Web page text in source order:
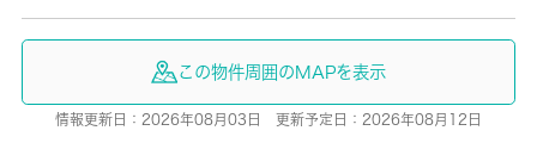
この物件周囲のMAPを表示
情報更新日：2026年08月03日 更新予定日：2026年08月12日